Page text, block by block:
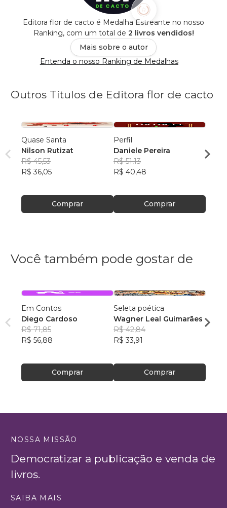
Editora flor de cacto é Medalha Estreante no nosso
Ranking, com um total de 2 livros vendidos!
Mais sobre o autor
Entenda o nosso Ranking de Medalhas
Outros Títulos de Editora flor de cacto
Quase Santa
Nilson Rutizat
R$ 45,53
R$ 36,05
Comprar
Perfil
Daniele Pereira
R$ 51,13
R$ 40,48
Comprar
R$
Você também pode gostar de
Em Contos
Diego Cardoso
R$ 71,85
R$ 56,88
Comprar
Seleta poética
Wagner Leal Guimarães
R$ 42,84
R$ 33,91
Comprar
ainda
Carla
NOSSA MISSÃO
Democratizar a publicação e venda de
livros.
SAIBA MAIS